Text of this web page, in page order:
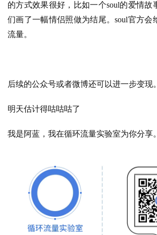
的方式效果很好，比如一个soul的爱情故
们画了一幅情侣照做为结尾​。soul官方会
流量。
后续的公众号或者微博还可以进一步变现​。
明天估计得咕咕咕了
我是阿蓝，我在循环流量实验室为你分享​。